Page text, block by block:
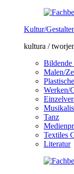
Kultur/
kultura /
Bildende
Malen/
Werken/
Tanz
Textiles
Literatur